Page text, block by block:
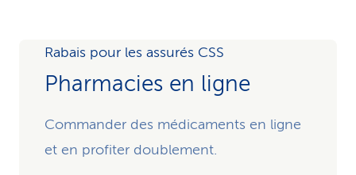
Rabais pour les assurés CSS
Pharmacies en ligne
Commander des médicaments en ligne
et en profiter doublement.